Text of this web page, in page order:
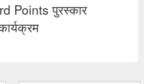
Points पुरस्कार